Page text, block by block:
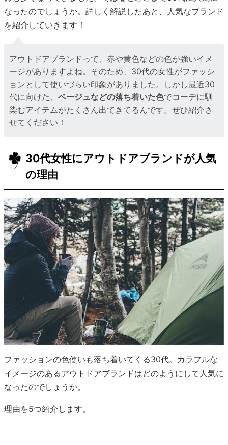
なったのでしょうか。詳しく解説したあと、人気なブランド
を紹介していきます！
アウトドアブランドって、赤や黄色などの色が強いイメ
ージがありますよね。そのため、30代の女性がファッシ
ョンとして使いづらい印象がありました。しかし最近30
代に向けた、ベージュなどの落ち着いた色でコーデに馴
染むアイテムがたくさん出てきてるんです。ぜひ紹介さ
せてください！
30代女性にアウトドアブランドが人気
の理由
ファッションの色使いも落ち着いてくる30代。カラフルな
イメージのあるアウトドアブランドはどのようにして人気に
なったのでしょうか。
理由を5つ紹介します。